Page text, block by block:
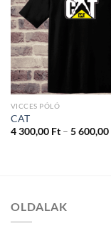
VICCES PÓLÓ
CAT
4 300,00 Ft – 5 600,00
OLDALAK